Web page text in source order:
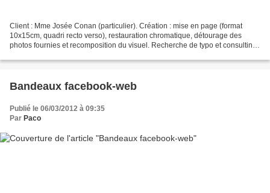
Client : Mme Josée Conan (particulier). Création : mise en page (format
10x15cm, quadri recto verso), restauration chromatique, détourage des
photos fournies et recomposition du visuel. Recherche de typo et consulting
Bandeaux facebook-web
Publié le 06/03/2012 à 09:35
Par Paco